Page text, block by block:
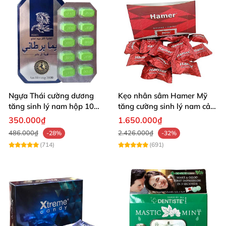
Ngựa Thái cường dương
tăng sinh lý nam hộp 10
viên cao cấp chuẩn Thái
350.000₫
486.000₫
-28%
(714)
Kẹo nhân sâm Hamer Mỹ
tăng cường sinh lý nam cải
thiện sức khỏe
1.650.000₫
2.426.000₫
-32%
(691)